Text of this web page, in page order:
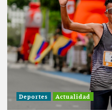
Deportes Actualidad